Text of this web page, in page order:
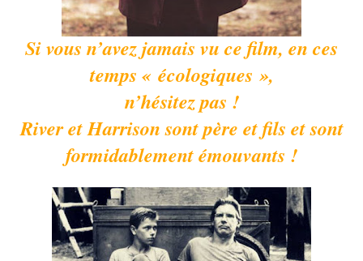
Si vous n’avez jamais vu ce film, en ces
temps « écologiques »,
n’hésitez pas !
River et Harrison sont père et fils et sont
formidablement émouvants !